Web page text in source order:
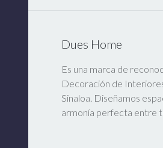
Dues Home
Es una marca de
Decoración de
Sinaloa. Diseñamos
armonía perfecta entre